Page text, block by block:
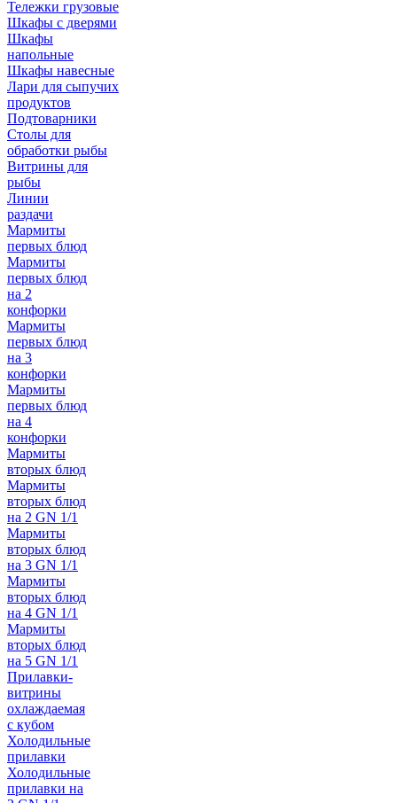
Тележки грузовые
Шкафы с дверями
Шкафы
напольные
Шкафы навесные
Лари для сыпучих
продуктов
Подтоварники
Столы для
обработки рыбы
Витрины для
рыбы
Линии
раздачи
Мармиты
первых блюд
Мармиты
первых блюд
на 2
конфорки
Мармиты
первых блюд
на 3
конфорки
Мармиты
первых блюд
на 4
конфорки
Мармиты
вторых блюд
Мармиты
вторых блюд
на 2 GN 1/1
Мармиты
вторых блюд
на 3 GN 1/1
Мармиты
вторых блюд
на 4 GN 1/1
Мармиты
вторых блюд
на 5 GN 1/1
Прилавки-
витрины
охлаждаемая
с кубом
Холодильные
прилавки
Холодильные
прилавки на